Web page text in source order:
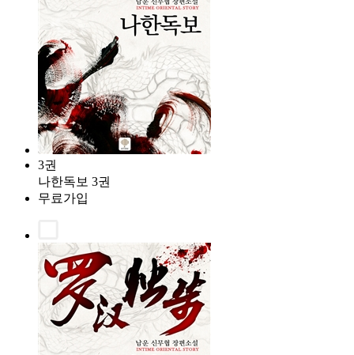
3권
나한독보 3권
무료가입